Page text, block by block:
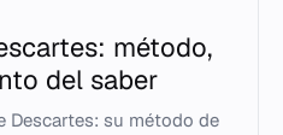
método,
del saber
Descartes: su método de